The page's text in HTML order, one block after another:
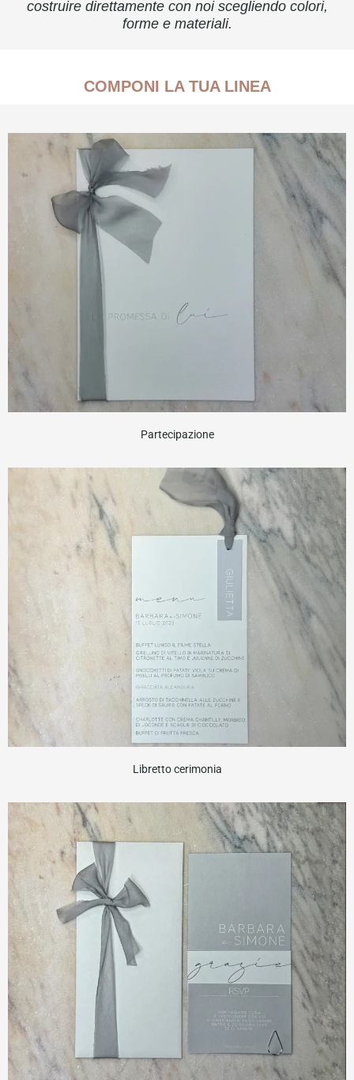
costruire direttamente con noi scegliendo colori,
forme e materiali.
COMPONI LA TUA LINEA
Partecipazione
Libretto cerimonia